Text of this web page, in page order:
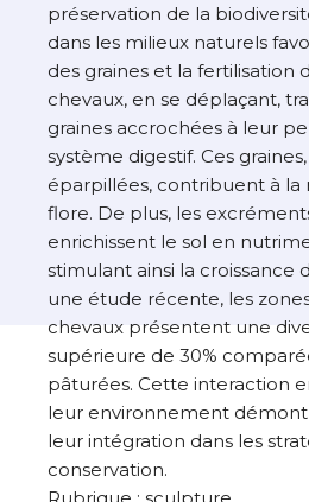
préservation de la
dans les milieux naturels
des graines et la fertilisation
chevaux, en se déplaçant,
graines accrochées à leur
système digestif. Ces
éparpillées, contribuent à la
flore. De plus, les
enrichissent le sol en
stimulant ainsi la croissance
une étude récente, les
chevaux présentent une
supérieure de 30%
pâturées. Cette interaction
leur environnement
leur intégration dans les
conservation.